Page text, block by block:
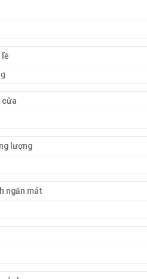
lề
cửa
lượng
ngăn mát